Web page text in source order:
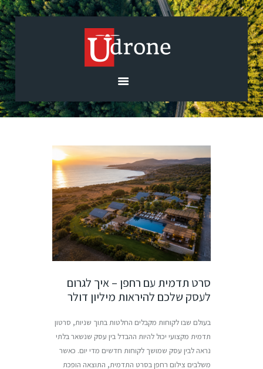
השירותים שלנו
גלריה
בלוג
צרו קשר
סרט תדמית עם רחפן – איך לגרום
לעסק שלכם להיראות מיליון דולר
בעולם שבו לקוחות מקבלים החלטות בתוך שניות, סרטון
תדמית מקצועי יכול להיות ההבדל בין עסק שנשאר בלתי
נראה לבין עסק שמושך לקוחות חדשים מדי יום. כאשר
משלבים צילום רחפן בסרט התדמית, התוצאה הופכת